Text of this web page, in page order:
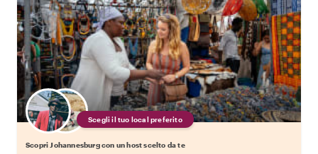
Scegli il tuo local preferito
Scopri Johannesburg con un host scelto da te